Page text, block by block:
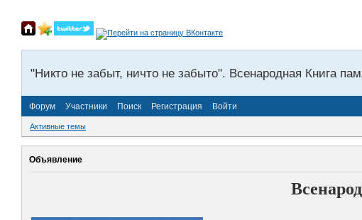
"Никто не забыт, ничто не забыто". Всенародная Книга
Форум Участники Поиск Регистрация Войти
Активные темы
Объявление